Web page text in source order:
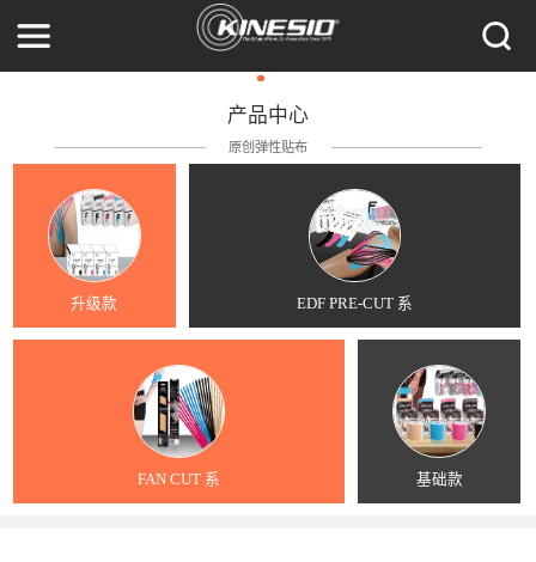
产品中心
原创弹性贴布
升级款 EDF PRE-CUT 系
FAN CUT 系 基础款